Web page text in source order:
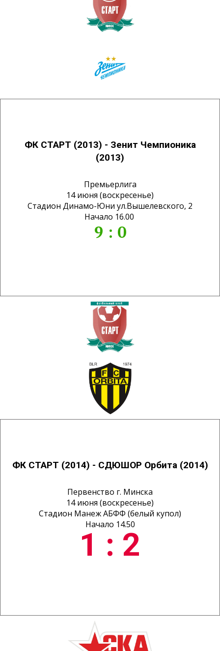
ФК СТАРТ (2013) - Зенит Чемпионика
(2013)
Премьерлига
14 июня (воскресенье)
Стадион Динамо-Юни ул.Вышелевского, 2
Начало 16.00
9 : 0
ФК СТАРТ (2014) - СДЮШОР Орбита (2014)
Первенство г. Минска
14 июня (воскресенье)
Стадион Манеж АБФФ (белый купол)
Начало 14.50
1 : 2